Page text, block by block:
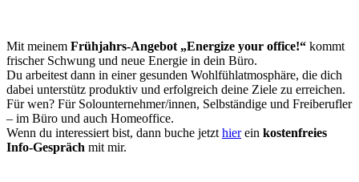
Mit meinem Frühjahrs-Angebot „Energize your office!“ kommt
frischer Schwung und neue Energie in dein Büro.
Du arbeitest dann in einer gesunden Wohlfühlatmosphäre, die dich
dabei unterstütz produktiv und erfolgreich deine Ziele zu erreichen.
Für wen? Für Solounternehmer/innen, Selbständige und Freiberufler
– im Büro und auch Homeoffice.
Wenn du interessiert bist, dann buche jetzt hierein kostenfreies
Info-Gespräch mit mir.